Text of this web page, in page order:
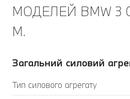
МОДЕЛЕЙ BMW 3
M.
Загальний силовий
Тип силового агрегату